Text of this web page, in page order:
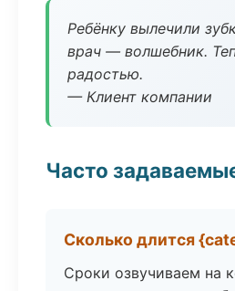
Ребёнку вылечили
врач — волшебник.
радостью.
— Клиент компании
Часто
Сколько длится
Сроки озвучиваем на